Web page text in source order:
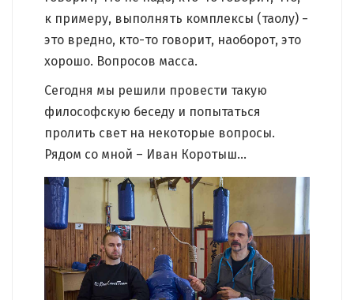
к примеру, выполнять комплексы (таолу) −
это вредно, кто-то говорит, наоборот, это
хорошо. Вопросов масса.
Сегодня мы решили провести такую
философскую беседу и попытаться
пролить свет на некоторые вопросы.
Рядом со мной – Иван Коротыш…